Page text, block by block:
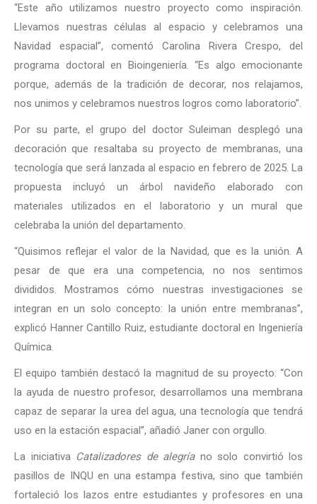
“Este año utilizamos nuestro proyecto como inspiración.
Llevamos nuestras células al espacio y celebramos una
Navidad espacial”, comentó Carolina Rivera Crespo, del
programa doctoral en Bioingeniería. “Es algo emocionante
porque, además de la tradición de decorar, nos relajamos,
nos unimos y celebramos nuestros logros como laboratorio”.
Por su parte, el grupo del doctor Suleiman desplegó una
decoración que resaltaba su proyecto de membranas, una
tecnología que será lanzada al espacio en febrero de 2025. La
propuesta incluyó un árbol navideño elaborado con
materiales utilizados en el laboratorio y un mural que
celebraba la unión del departamento.
“Quisimos reflejar el valor de la Navidad, que es la unión. A
pesar de que era una competencia, no nos sentimos
divididos. Mostramos cómo nuestras investigaciones se
integran en un solo concepto: la unión entre membranas”,
explicó Hanner Cantillo Ruiz, estudiante doctoral en Ingeniería
Química.
El equipo también destacó la magnitud de su proyecto: “Con
la ayuda de nuestro profesor, desarrollamos una membrana
capaz de separar la urea del agua, una tecnología que tendrá
uso en la estación espacial”, añadió Janer con orgullo.
La iniciativa Catalizadores de alegríano solo convirtió los
pasillos de INQU en una estampa festiva, sino que también
fortaleció los lazos entre estudiantes y profesores en una